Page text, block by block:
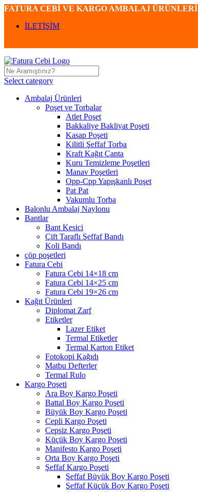
FATURA CEBİ VE KARGO AMBALAJ ÜRÜNLERİ
İLETİŞİM
Select category
Ambalaj Ürünleri
Poşet ve Torbalar
Atlet Poşet
Bakkaliye Bakliyat Poşeti
Kasap Poşeti
Kilitli Şeffaf Torba
Kraft Kağıt Çanta
Kuru Temizleme Poşetleri
Manav Poşetleri
Opp-Cpp Yapışkanlı Poşet
Pat Pat
Vakumlu Torba
Balonlu Ambalaj Naylonu
Bantlar
Bant Kesici
Çift Taraflı Şeffaf Bandı
Koli Bandı
çöp poşetleri
Fatura Cebi
Fatura Cebi 14×18 cm
Fatura Cebi 14×25 cm
Fatura Cebi 19×26 cm
Kağıt Ürünleri
Diplomat Zarf
Etiketler
Lazer Etiket
Termal Etiketler
Termal Karton Etiket
Fotokopi Kağıdı
Matbu Defterler
Termal Rulo
Kargo Poşeti
Ara Boy Kargo Poşeti
Battal Boy Kargo Poşeti
Büyük Boy Kargo Poşeti
Cepli Kargo Poşeti
Cepsiz Kargo Poşeti
Küçük Boy Kargo Poşeti
Manifesto Kargo Poşeti
Orta Boy Kargo Poşeti
Şeffaf Kargo Poşeti
Şeffaf Büyük Boy Kargo Poşeti
Şeffaf Küçük Boy Kargo Poşeti